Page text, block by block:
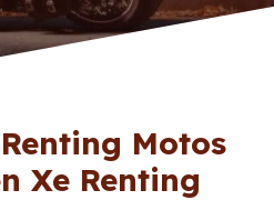
Motos
Xe Renting